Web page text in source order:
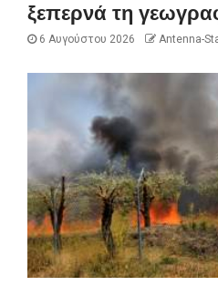
ξεπερνά τη
6 Αυγούστου 2026 Antenna-